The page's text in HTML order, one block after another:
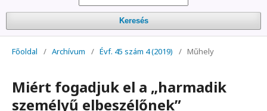
Keresés
Főoldal / Archívum / Évf. 45 szám 4 (2019) / Műhely
Miért fogadjuk el a „harmadik
személyű elbeszélőnek”